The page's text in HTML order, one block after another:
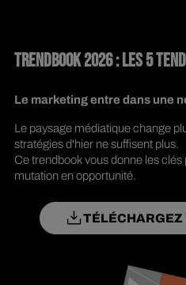
TRENDBOOK 2026 : LES 5
Le marketing entre dans une
Le paysage médiatique change
stratégies d'hier ne suffisent plus.
Ce trendbook vous donne les
mutation en opportunité.